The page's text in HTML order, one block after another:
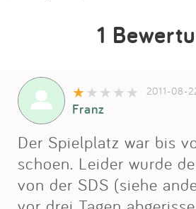
1
2011-08-
Franz
Der Spielplatz war bis
schoen. Leider wurde
von der SDS (siehe